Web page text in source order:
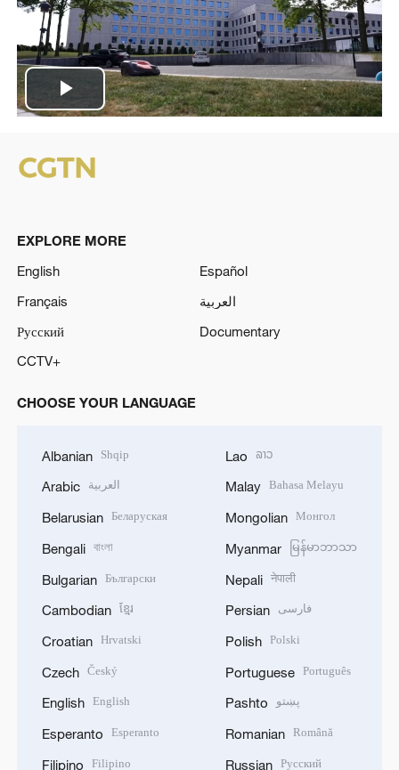
P
a
y
i
EXPLORE MORE
English
Español
Français
العربية
Русский
Documentary
CCTV+
CHOOSE YOUR LANGUAGE
Albanian Shqip
Arabic العربية
Belarusian Беларуская
Bengali বাংলা
Bulgarian Български
Cambodian ខ្មែរ
Croatian Hrvatski
Czech Český
English English
Esperanto Esperanto
Filipino Filipino
Lao ລາວ
Malay Bahasa Melayu
Mongolian Монгол
Myanmar မြန်မာဘာသာ
Nepali नेपाली
Persian فارسی
Polish Polski
Portuguese Português
Pashto پښتو
Romanian Română
Russian Русский